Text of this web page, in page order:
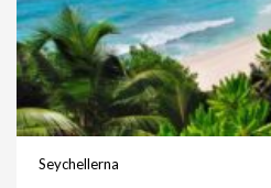
Seychellerna